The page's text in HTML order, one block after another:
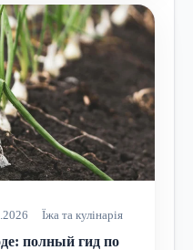
Їжа та кулінарія
полный гид по